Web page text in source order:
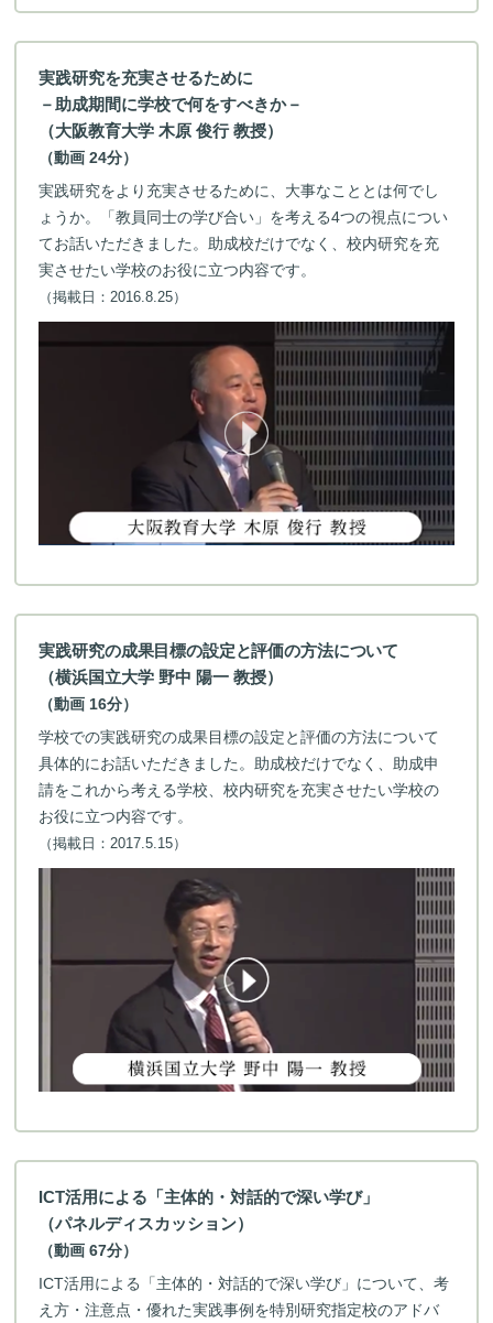
実践研究を充実させるために
－助成期間に学校で何をすべきか－
（大阪教育大学 木原 俊行 教授）
（動画 24分）
実践研究をより充実させるために、大事なこととは何でし
ょうか。「教員同士の学び合い」を考える4つの視点につい
てお話いただきました。助成校だけでなく、校内研究を充
実させたい学校のお役に立つ内容です。
（掲載日：2016.8.25）
実践研究の成果目標の設定と評価の方法について
（横浜国立大学 野中 陽一 教授）
（動画 16分）
学校での実践研究の成果目標の設定と評価の方法について
具体的にお話いただきました。助成校だけでなく、助成申
請をこれから考える学校、校内研究を充実させたい学校の
お役に立つ内容です。
（掲載日：2017.5.15）
ICT活用による「主体的・対話的で深い学び」
（パネルディスカッション）
（動画 67分）
ICT活用による「主体的・対話的で深い学び」について、考
え方・注意点・優れた実践事例を特別研究指定校のアドバ